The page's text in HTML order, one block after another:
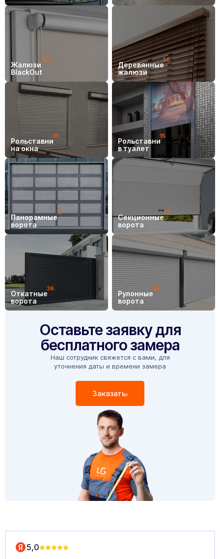
5,0
Жалюзи
BlackOut
804
Деревянные
жалюзи
56
Рольставни
на окна
16
Рольставни
в туалет
15
Панорамные
ворота
12
Секционные
ворота
45
Откатные
ворота
26
Рулонные
ворота
30
Оставьте заявку для
бесплатного замера
Наш сотрудник свяжется с вами, для
уточнения даты и времени замера
Заказать